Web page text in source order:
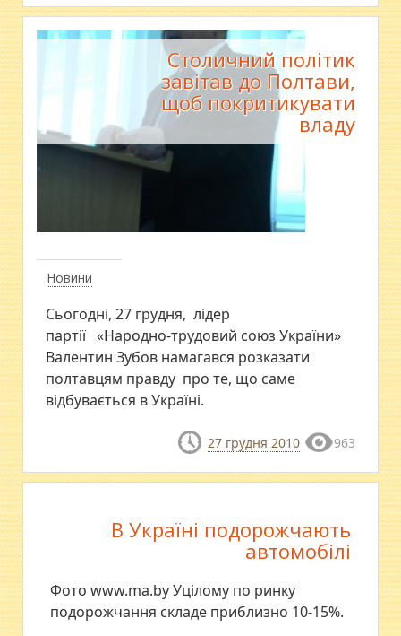
Новини
Столичний політик
завітав до Полтави,
щоб покритикувати
владу
Сьогодні, 27 грудня, лідер
партії «Народно-трудовий союз України»
Валентин Зубов намагався розказати
полтавцям правду про те, що саме
відбувається в Україні.
27 грудня 2010 963
В Україні подорожчають
автомобілі
Фото www.ma.by Уцілому по ринку
подорожчання складе приблизно 10-15%.